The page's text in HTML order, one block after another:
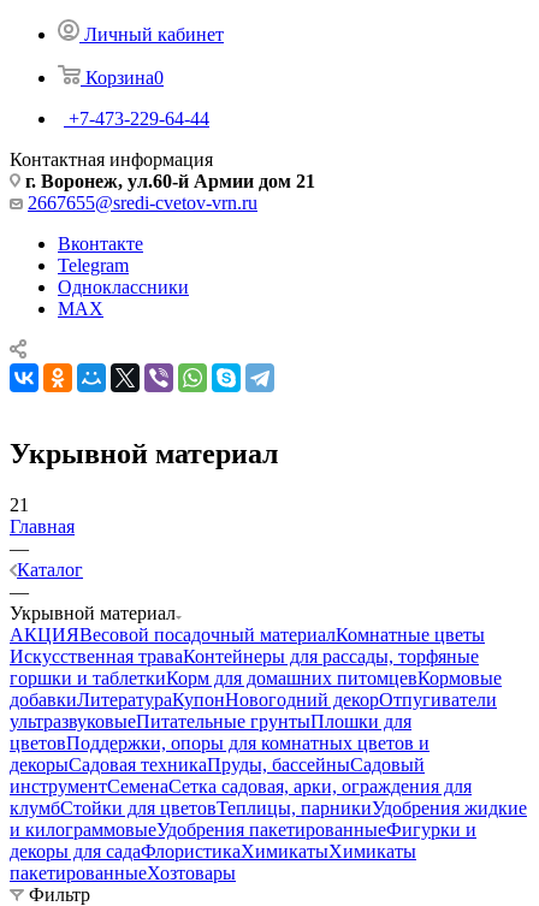
Личный кабинет
Корзина0
+7-473-229-64-44
Контактная информация
г. Воронеж, ул.60-й Армии дом 21
2667655@sredi-cvetov-vrn.ru
Вконтакте
Telegram
Одноклассники
MAX
Укрывной материал
21
Главная
—
Каталог
—
Укрывной материал
АКЦИЯВесовой посадочный материалКомнатные цветы
Искусственная траваКонтейнеры для рассады, торфяные
горшки и таблеткиКорм для домашних питомцевКормовые
добавкиЛитератураКупонНовогодний декорОтпугиватели
ультразвуковыеПитательные грунтыПлошки для
цветовПоддержки, опоры для комнатных цветов и
декорыСадовая техникаПруды, бассейныСадовый
инструментСеменаСетка садовая, арки, ограждения для
клумбСтойки для цветовТеплицы, парникиУдобрения жидкие
и килограммовыеУдобрения пакетированныеФигурки и
декоры для садаФлористикаХимикатыХимикаты
пакетированныеХозтовары
Фильтр